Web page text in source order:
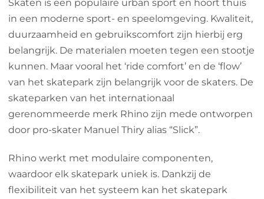
in een moderne sport- en speelomgeving. Kwaliteit,
duurzaamheid en gebruikscomfort zijn hierbij erg
belangrijk. De materialen moeten tegen een stootje
kunnen. Maar vooral het ‘ride comfort’ en de ‘flow’
van het skatepark zijn belangrijk voor de skaters. De
skateparken van het internationaal
gerenommeerde merk Rhino zijn mede ontworpen
door pro-skater Manuel Thiry alias “Slick”.
Rhino werkt met modulaire componenten,
waardoor elk skatepark uniek is. Dankzij de
flexibiliteit van het systeem kan het skatepark